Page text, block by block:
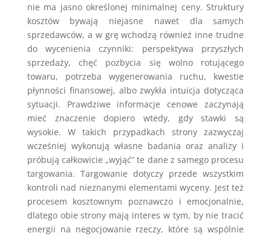
nie ma jasno określonej minimalnej ceny. Struktury
kosztów bywają niejasne nawet dla samych
sprzedawców, a w grę wchodzą również inne trudne
do wycenienia czynniki: perspektywa przyszłych
sprzedaży, chęć pozbycia się wolno rotującego
towaru, potrzeba wygenerowania ruchu, kwestie
płynności finansowej, albo zwykła intuicja dotycząca
sytuacji. Prawdziwe informacje cenowe zaczynają
mieć znaczenie dopiero wtedy, gdy stawki są
wysokie. W takich przypadkach strony zazwyczaj
wcześniej wykonują własne badania oraz analizy i
próbują całkowicie „wyjąć” te dane z samego procesu
targowania. Targowanie dotyczy przede wszystkim
kontroli nad nieznanymi elementami wyceny. Jest też
procesem kosztownym poznawczo i emocjonalnie,
dlatego obie strony mają interes w tym, by nie tracić
energii na negocjowanie rzeczy, które są wspólnie